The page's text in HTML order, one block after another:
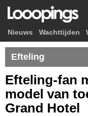
Nieuws Wachttijden
Efteling
Efteling-fan
model van
Grand Hotel